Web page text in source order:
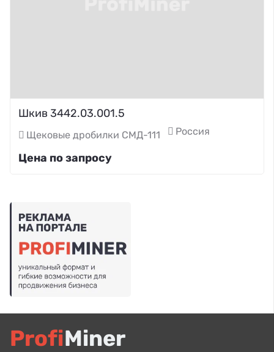
Шкив 3442.03.001.5
Щековые дробилки СМД-111 Россия
Цена по запросу
ProfiMiner